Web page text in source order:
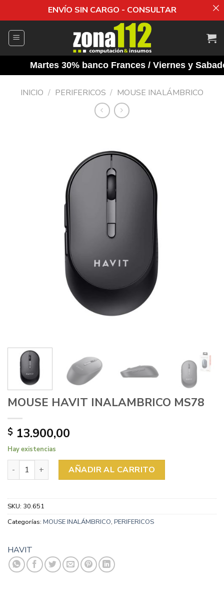
ENVÍO SIN CARGO - CONSULTAR
Martes 30% banco Frances / Viernes y
INICIO / PERIFERICOS / MOUSE INALÁMBRICO
MOUSE HAVIT INALAMBRICO MS78
$ 13.900,00
Hay existencias
MOUSE HAVIT INALAMBRICO MS78 cantidad
AÑADIR AL CARRITO
SKU: 30.651
Categorías: MOUSE INALÁMBRICO, PERIFERICOS
HAVIT